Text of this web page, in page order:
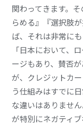
関わってきます。
らめる』『選択肢
ば、それは非常に
「日本において、
ージもあり、賛否
が、クレジットカ
う仕組みはすでに
な違いはありませ
が特別にネガティ